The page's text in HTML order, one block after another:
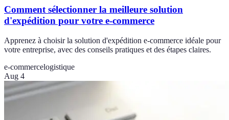
Comment sélectionner la meilleure solution
d'expédition pour votre e-commerce
Apprenez à choisir la solution d'expédition e-commerce idéale pour
votre entreprise, avec des conseils pratiques et des étapes claires.
e-commercelogistique
Aug 4